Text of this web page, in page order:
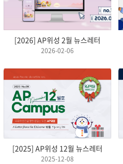
[2026] AP위성 2월 뉴스레터
2026-02-06
[2025] AP위성 12월 뉴스레터
2025-12-08